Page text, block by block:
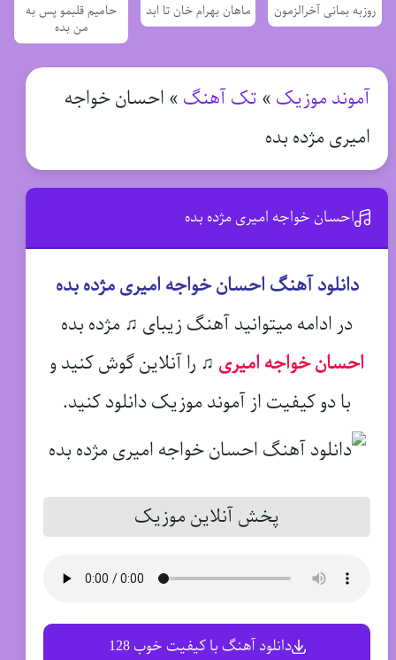
روزبه بمانی آخرالزمون ماهان بهرام خان تا ابد
حامیم قلبمو پس به
من بده
آموند موزیک » تک آهنگ » احسان خواجه
امیری مژده بده
احسان خواجه امیری مژده بده
دانلود آهنگ احسان خواجه امیری مژده بده
در ادامه میتوانید آهنگ زیبای ♫ مژده بده
احسان خواجه امیری ♫ را آنلاین گوش کنید و
با دو کیفیت از آموند موزیک دانلود کنید.
پخش آنلاین موزیک
دانلود آهنگ با کیفیت خوب 128